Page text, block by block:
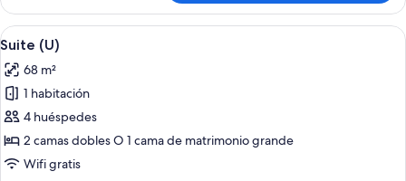
estándar
doble
(U)
Abrir
todas
las
fotos
de
Suite
(U)
Habitación de hotel con una cama
6
Suite (U)
68 m²
1 habitación
4 huéspedes
2 camas dobles O 1 cama de matrimonio grande
Wifi gratis